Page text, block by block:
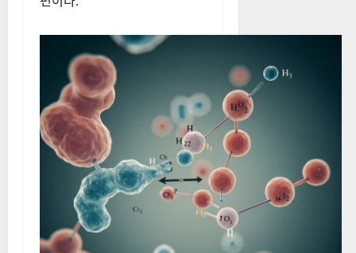
원으로 사용될 수 있는 환경이
조성됨을 역설했다. 따라서 정
체기를 겪는 다이어터에게 필요
한 것은 운동 강도를 높이는 것
이 아니라, 인슐린 농도를 낮게
유지할 수 있는 식단 구조의 재
편이다.